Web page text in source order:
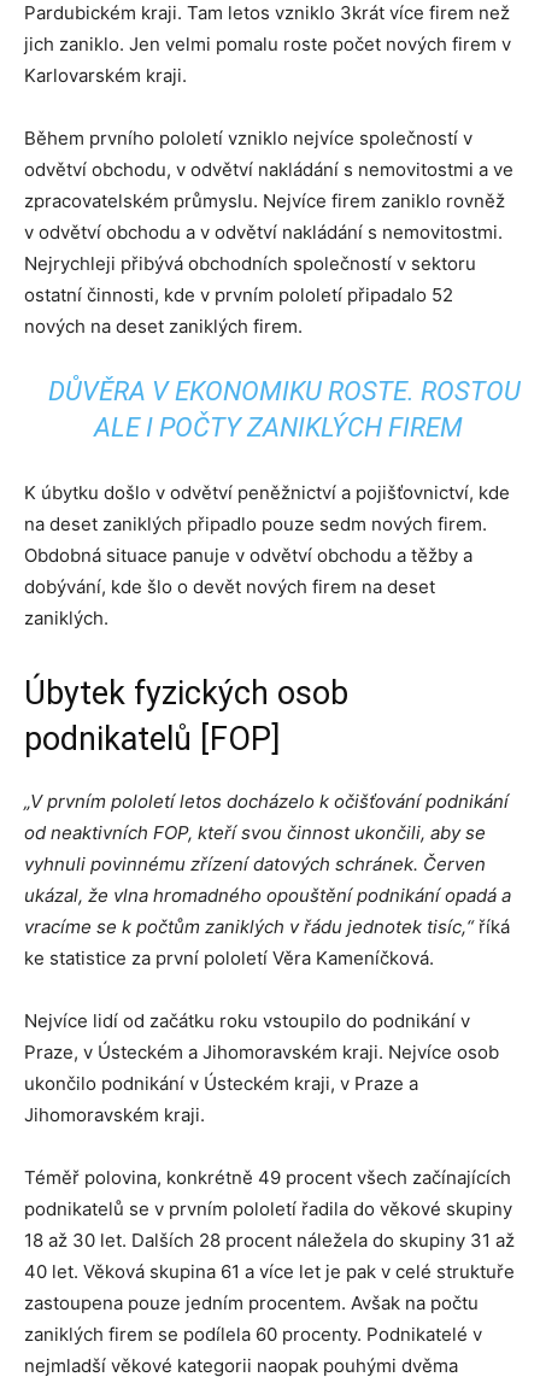
Pardubickém kraji. Tam letos vzniklo 3krát více firem než
jich zaniklo. Jen velmi pomalu roste počet nových firem v
Karlovarském kraji.
Během prvního pololetí vzniklo nejvíce společností v
odvětví obchodu, v odvětví nakládání s nemovitostmi a ve
zpracovatelském průmyslu. Nejvíce firem zaniklo rovněž
v odvětví obchodu a v odvětví nakládání s nemovitostmi.
Nejrychleji přibývá obchodních společností v sektoru
ostatní činnosti, kde v prvním pololetí připadalo 52
nových na deset zaniklých firem.
DŮVĚRA V EKONOMIKU ROSTE. ROSTOU
ALE I POČTY ZANIKLÝCH FIREM
K úbytku došlo v odvětví peněžnictví a pojišťovnictví, kde
na deset zaniklých připadlo pouze sedm nových firem.
Obdobná situace panuje v odvětví obchodu a těžby a
dobývání, kde šlo o devět nových firem na deset
zaniklých.
Úbytek fyzických osob
podnikatelů [FOP]
„V prvním pololetí letos docházelo k očišťování podnikání
od neaktivních FOP, kteří svou činnost ukončili, aby se
vyhnuli povinnému zřízení datových schránek. Červen
ukázal, že vlna hromadného opouštění podnikání opadá a
vracíme se k počtům zaniklých v řádu jednotek tisíc,“říká
ke statistice za první pololetí Věra Kameníčková.
Nejvíce lidí od začátku roku vstoupilo do podnikání v
Praze, v Ústeckém a Jihomoravském kraji. Nejvíce osob
ukončilo podnikání v Ústeckém kraji, v Praze a
Jihomoravském kraji.
Téměř polovina, konkrétně 49 procent všech začínajících
podnikatelů se v prvním pololetí řadila do věkové skupiny
18 až 30 let. Dalších 28 procent náležela do skupiny 31 až
40 let. Věková skupina 61 a více let je pak v celé struktuře
zastoupena pouze jedním procentem. Avšak na počtu
zaniklých firem se podílela 60 procenty. Podnikatelé v
nejmladší věkové kategorii naopak pouhými dvěma